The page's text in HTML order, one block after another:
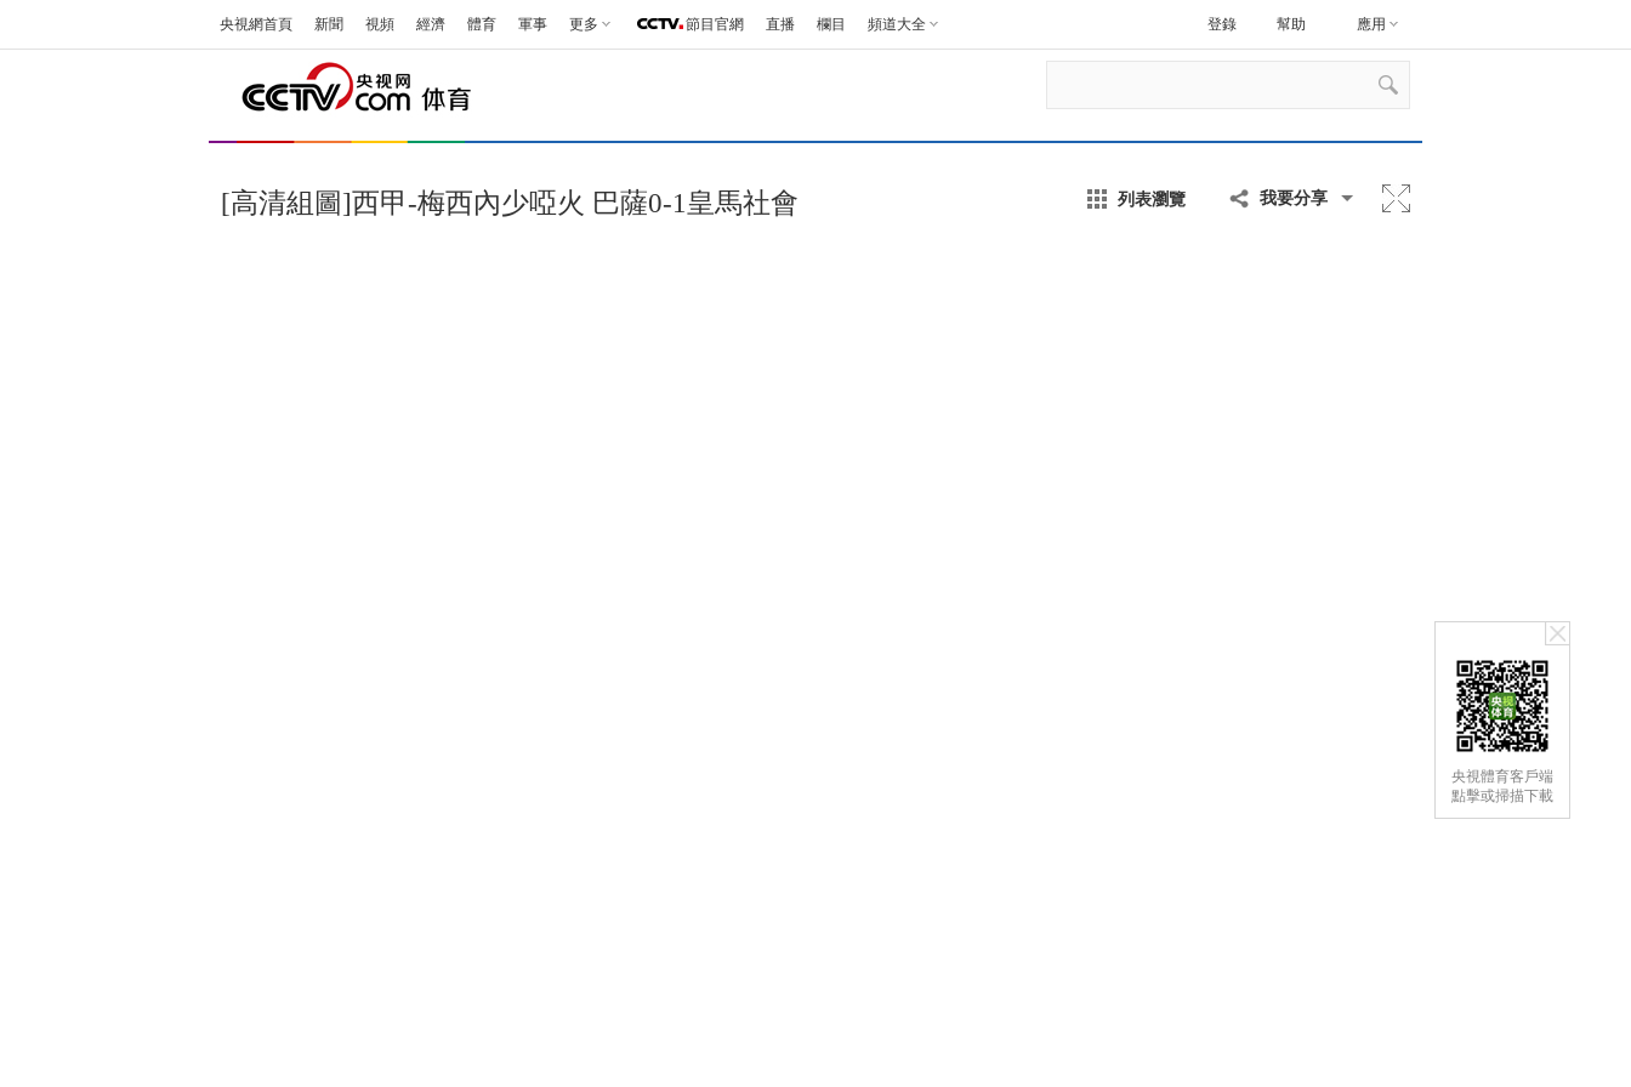
央視體育客戶端
點擊或掃描下載
央視網首頁 新聞 視頻 經濟 體育 軍事 更多 節目官網 直播 欄目 頻道大全 幫助 應用
登錄
[高清組圖]西甲-梅西內少啞火 巴薩0-1皇馬社會 列表瀏覽 我要分享